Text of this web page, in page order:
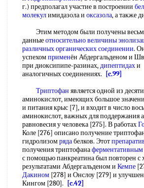
г.) предполагал участие в построении
молекулимидазола и оксазола, а также
Этим методом были получены
данныеотносительно величины
различных органических соединении.
успехомприменён Абдергальденом и
при диоксипипе-разинах,дипептидахи
аналогичных соединениях.
[c.99]
Триптофан является одной из десяти
аминокислот, имеющих большое
и питания крыс [7], и входит в число
аминокислот, важных для поддержания
равновесия у человека [275]. В работах
Коле [276] описано получение
гидролизомрядабелков. Этот
получения триптофана
с помощью панкреатина был повторен
результатами Абдергальденом и Кемпе
Дакином [278] и Онслоу [279] и
Кингом [280].
[c.42]